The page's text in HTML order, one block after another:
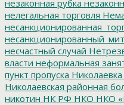
незаконная рубка
нелегальная торговля
несчастный случай
власти неформальная
пункт пропуска Николаевка
Николаевская районная
никотин НК РФ НКО НКО